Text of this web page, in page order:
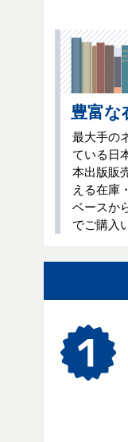
豊富な
最大手の
ている日
本出版販
える在庫
ベースか
でご購入